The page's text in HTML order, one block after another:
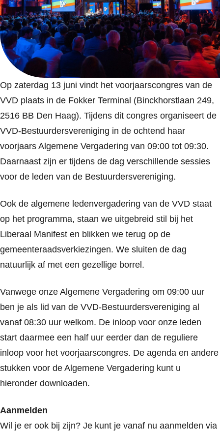
Op zaterdag 13 juni vindt het voorjaarscongres van de
VVD plaats in de Fokker Terminal (Binckhorstlaan 249,
2516 BB Den Haag). Tijdens dit congres organiseert de
VVD-Bestuurdersvereniging in de ochtend haar
voorjaars Algemene Vergadering van 09:00 tot 09:30.
Daarnaast zijn er tijdens de dag verschillende sessies
voor de leden van de Bestuurdersvereniging.
Ook de algemene ledenvergadering van de VVD staat
op het programma, staan we uitgebreid stil bij het
Liberaal Manifest en blikken we terug op de
gemeenteraadsverkiezingen. We sluiten de dag
natuurlijk af met een gezellige borrel.
Vanwege onze Algemene Vergadering om 09:00 uur
ben je als lid van de VVD-Bestuurdersvereniging al
vanaf 08:30 uur welkom. De inloop voor onze leden
start daarmee een half uur eerder dan de reguliere
inloop voor het voorjaarscongres. De agenda en andere
stukken voor de Algemene Vergadering kunt u
hieronder downloaden.
Aanmelden
Wil je er ook bij zijn? Je kunt je vanaf nu aanmelden via